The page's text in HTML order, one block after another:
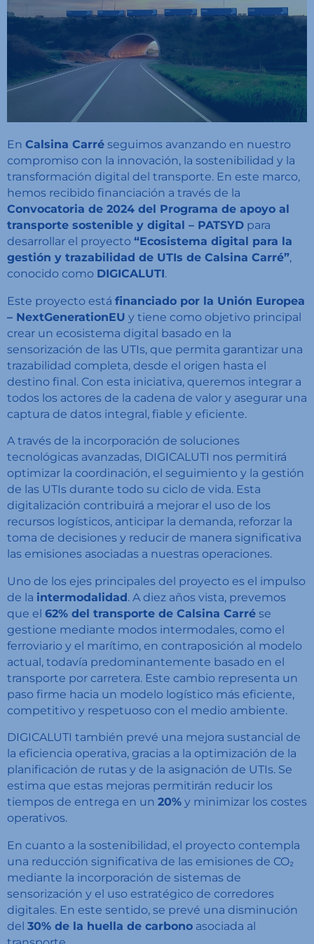
En Calsina Carré seguimos avanzando en nuestro
compromiso con la innovación, la sostenibilidad y la
transformación digital del transporte. En este marco,
hemos recibido financiación a través de la
Convocatoria de 2024 del Programa de apoyo al
transporte sostenible y digital – PATSYD para
desarrollar el proyecto “Ecosistema digital para la
gestión y trazabilidad de UTIs de Calsina Carré”,
conocido como DIGICALUTI.
Este proyecto está financiado por la Unión Europea
– NextGenerationEU y tiene como objetivo principal
crear un ecosistema digital basado en la
sensorización de las UTIs, que permita garantizar una
trazabilidad completa, desde el origen hasta el
destino final. Con esta iniciativa, queremos integrar a
todos los actores de la cadena de valor y asegurar una
captura de datos integral, fiable y eficiente.
A través de la incorporación de soluciones
tecnológicas avanzadas, DIGICALUTI nos permitirá
optimizar la coordinación, el seguimiento y la gestión
de las UTIs durante todo su ciclo de vida. Esta
digitalización contribuirá a mejorar el uso de los
recursos logísticos, anticipar la demanda, reforzar la
toma de decisiones y reducir de manera significativa
las emisiones asociadas a nuestras operaciones.
Uno de los ejes principales del proyecto es el impulso
de la intermodalidad. A diez años vista, prevemos
que el 62% del transporte de Calsina Carré se
gestione mediante modos intermodales, como el
ferroviario y el marítimo, en contraposición al modelo
actual, todavía predominantemente basado en el
transporte por carretera. Este cambio representa un
paso firme hacia un modelo logístico más eficiente,
competitivo y respetuoso con el medio ambiente.
DIGICALUTI también prevé una mejora sustancial de
la eficiencia operativa, gracias a la optimización de la
planificación de rutas y de la asignación de UTIs. Se
estima que estas mejoras permitirán reducir los
tiempos de entrega en un 20% y minimizar los costes
operativos.
En cuanto a la sostenibilidad, el proyecto contempla
una reducción significativa de las emisiones de CO₂
mediante la incorporación de sistemas de
sensorización y el uso estratégico de corredores
digitales. En este sentido, se prevé una disminución
del 30% de la huella de carbono asociada al